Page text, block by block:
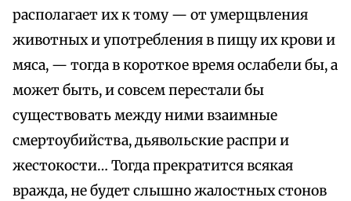
располагает их к тому — от умерщвления
животных и употребления в пищу их крови и
мяса, — тогда в короткое время ослабели бы, а
может быть, и совсем перестали бы
существовать между ними взаимные
смертоубийства, дьявольские распри и
жестокости… Тогда прекратится всякая
вражда, не будет слышно жалостных стонов